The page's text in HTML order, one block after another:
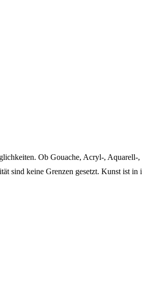
Ob Gouache, Acryl-,
keine Grenzen gesetzt. Kunst ist in